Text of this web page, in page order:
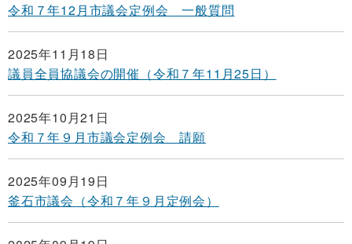
令和７年12月市議会定例会 一般質問
2025年11月18日
議員全員協議会の開催（令和７年11月25日）
2025年10月21日
令和７年９月市議会定例会 請願
2025年09月19日
釜石市議会（令和７年９月定例会）